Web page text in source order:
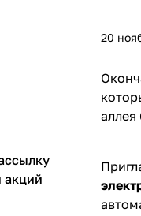
20
аллея
акций